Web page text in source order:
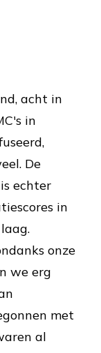
acht in
in
De
echter
in
onze
we erg
met
al